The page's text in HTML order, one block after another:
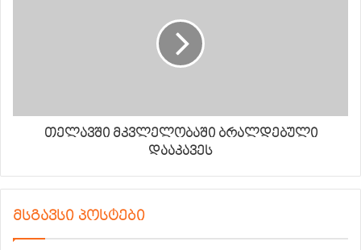
თელავში მკვლელობაში ბრალდებული
დააკავეს
მსგავსი პოსტები